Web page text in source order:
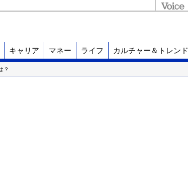
キャリア マネー ライフ カルチャー＆トレンド
？